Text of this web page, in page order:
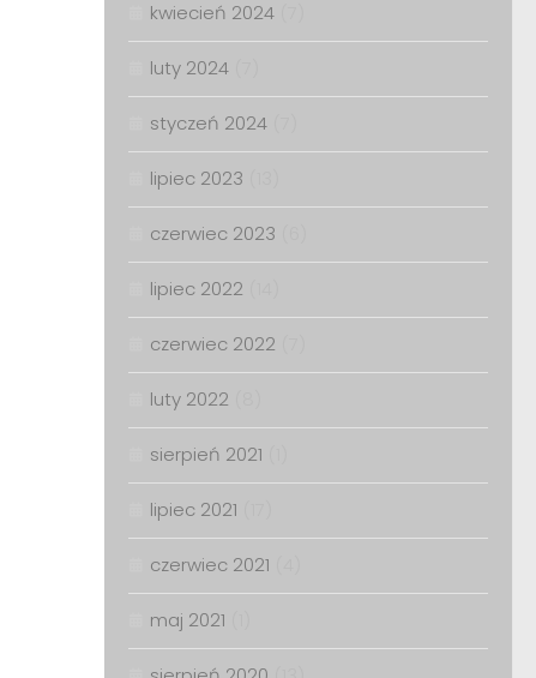
kwiecień 2024
luty 2024
styczeń 2024
lipiec 2023
czerwiec 2023
lipiec 2022
czerwiec 2022
luty 2022
sierpień 2021
lipiec 2021
czerwiec 2021
maj 2021